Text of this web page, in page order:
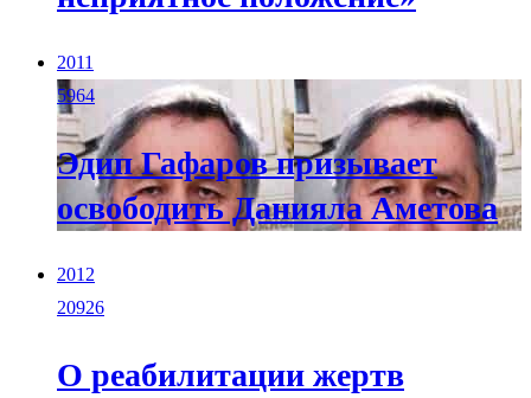
2011
5964
Эдип Гафаров призывает
освободить Данияла Аметова
2012
20926
О реабилитации жертв